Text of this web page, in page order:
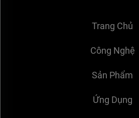
Trang Chủ
Công Nghệ
Sản Phẩm
Ứng Dụng